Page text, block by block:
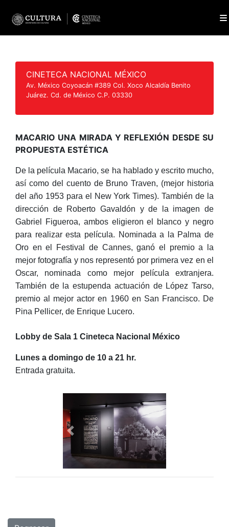
CINETECA NACIONAL MÉXICO
Av. México Coyoacán #389 Col. Xoco Alcaldía Benito
Juárez. Cd. de México C.P. 03330
MACARIO UNA MIRADA Y REFLEXIÓN DESDE SU
PROPUESTA ESTÉTICA
De la película Macario, se ha hablado y escrito mucho,
así como del cuento de Bruno Traven, (mejor historia
del año 1953 para el New York Times). También de la
dirección de Roberto Gavaldón y de la imagen de
Gabriel Figueroa, ambos eligieron el blanco y negro
para realizar esta película. Nominada a la Palma de
Oro en el Festival de Cannes, ganó el premio a la
mejor fotografía y nos representó por primera vez en el
Oscar, nominada como mejor película extranjera.
También de la estupenda actuación de López Tarso,
premio al mejor actor en 1960 en San Francisco. De
Pina Pellicer, de Enrique Lucero.
Lobby de Sala 1 Cineteca Nacional México
Lunes a domingo de 10 a 21 hr.
Entrada gratuita.
Previous Next